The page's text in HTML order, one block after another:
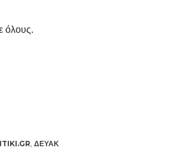
όλους.
, ΔΕΥΑΚ